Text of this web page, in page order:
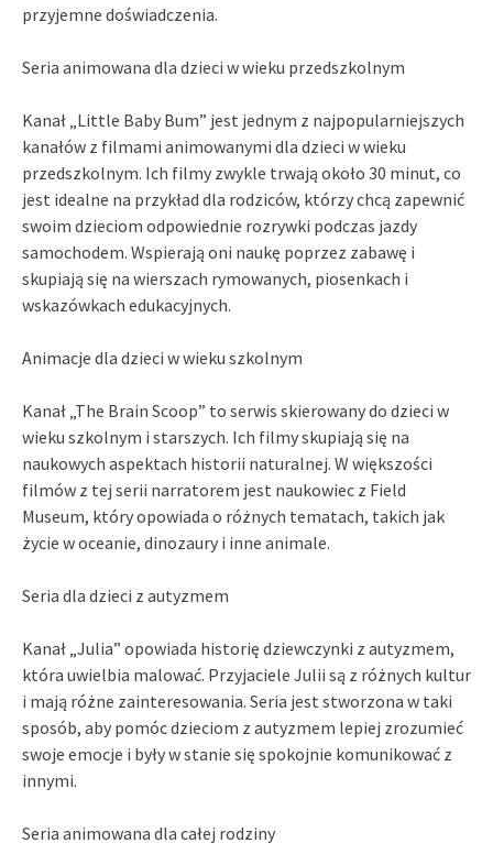
przyjemne doświadczenia.
Seria animowana dla dzieci w wieku przedszkolnym
Kanał „Little Baby Bum” jest jednym z najpopularniejszych
kanałów z filmami animowanymi dla dzieci w wieku
przedszkolnym. Ich filmy zwykle trwają około 30 minut, co
jest idealne na przykład dla rodziców, którzy chcą zapewnić
swoim dzieciom odpowiednie rozrywki podczas jazdy
samochodem. Wspierają oni naukę poprzez zabawę i
skupiają się na wierszach rymowanych, piosenkach i
wskazówkach edukacyjnych.
Animacje dla dzieci w wieku szkolnym
Kanał „The Brain Scoop” to serwis skierowany do dzieci w
wieku szkolnym i starszych. Ich filmy skupiają się na
naukowych aspektach historii naturalnej. W większości
filmów z tej serii narratorem jest naukowiec z Field
Museum, który opowiada o różnych tematach, takich jak
życie w oceanie, dinozaury i inne animale.
Seria dla dzieci z autyzmem
Kanał „Julia” opowiada historię dziewczynki z autyzmem,
która uwielbia malować. Przyjaciele Julii są z różnych kultur
i mają różne zainteresowania. Seria jest stworzona w taki
sposób, aby pomóc dzieciom z autyzmem lepiej zrozumieć
swoje emocje i były w stanie się spokojnie komunikować z
innymi.
Seria animowana dla całej rodziny